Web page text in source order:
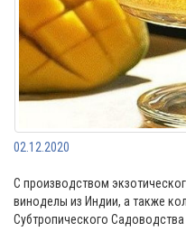
02.12.2020
С производством
виноделы из Индии, а также
Cyбтpoпичecкoгo